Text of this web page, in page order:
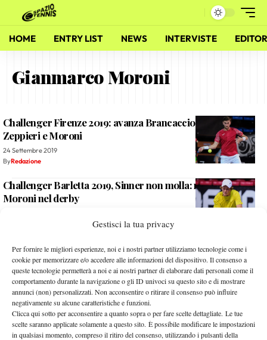
Gestisci la tua privacy
Per fornire le migliori esperienze, noi e i nostri partner utilizziamo tecnologie come i
cookie per memorizzare e/o accedere alle informazioni del dispositivo. Il consenso a
queste tecnologie permetterà a noi e ai nostri partner di elaborare dati personali come il
comportamento durante la navigazione o gli ID univoci su questo sito e di mostrare
annunci (non) personalizzati. Non acconsentire o ritirare il consenso può influire
negativamente su alcune caratteristiche e funzioni.
Clicca qui sotto per acconsentire a quanto sopra o per fare scelte dettagliate. Le tue
scelte saranno applicate solamente a questo sito. È possibile modificare le impostazioni
in qualsiasi momento, compreso il ritiro del consenso, utilizzando i pulsanti della
HOME ENTRY LIST NEWS INTERVISTE
Gianmarco Moroni
Challenger Firenze 2019: avanza Brancaccio, eliminati
Zeppieri e Moroni
24 Settembre 2019
ByRedazione
Challenger Barletta 2019, Sinner non molla: rimontato
Moroni nel derby
Gianmarco Moroni: “Mi è mancato il campo”
13 Ottobre 2015
L. Fiorino
ITF Under 18: Moroni e Turati trionfano a Cap d’Ail
13 Aprile 2015
Redazione